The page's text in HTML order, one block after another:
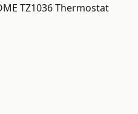
TZ1036 Thermostat